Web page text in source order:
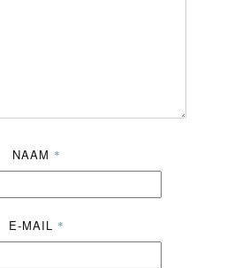
NAAM *
E-MAIL *